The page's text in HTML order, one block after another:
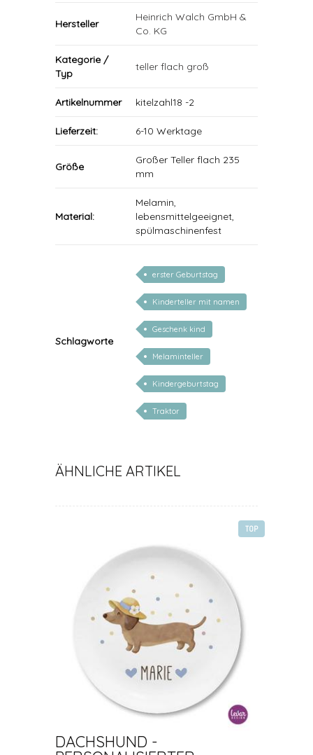
Hersteller
Heinrich Walch GmbH &
Co. KG
Kategorie /
Typ
teller flach groß
Artikelnummer kitelzahl18 -2
Lieferzeit: 6-10 Werktage
Größe
Großer Teller flach 235
mm
Material:
Melamin,
lebensmittelgeeignet,
spülmaschinenfest
Schlagworte
erster Geburtstag
Kinderteller mit namen
Geschenk kind
Melaminteller
Kindergeburtstag
Traktor
ÄHNLICHE ARTIKEL
TOP
DACHSHUND -